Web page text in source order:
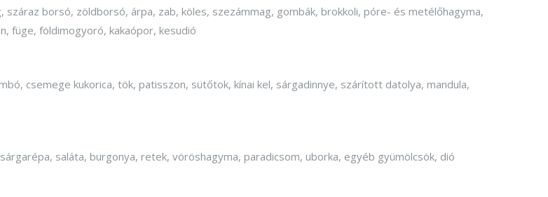
borsó, zöldborsó, árpa, zab, köles, szezámmag, gombák, brokkoli, póre- és metélőhagyma,
füge, földimogyoró, kakaópor, kesudió
csemege kukorica, tök, patisszon, sütőtok, kínai kel, sárgadinnye, szárított datolya, mandula,
saláta, burgonya, retek, vöröshagyma, paradicsom, uborka, egyéb gyümölcsök, dió